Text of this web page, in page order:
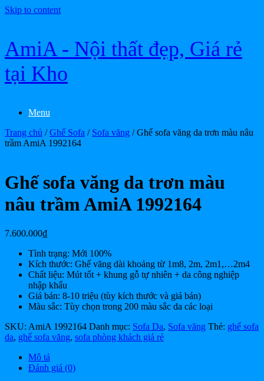
Skip to content
AmiA - Nội thất đẹp, Giá rẻ
tại Kho
Menu
Trang chủ /Ghế Sofa / Sofa văng / Ghế sofa văng da trơn màu nâu
trầm AmiA 1992164
Ghế sofa văng da trơn màu
nâu trầm AmiA 1992164
7.600.000₫
Tình trạng: Mới 100%
Kích thước: Ghế văng dài khoảng từ 1m8, 2m, 2m1,…2m4
Chất liệu: Mút tốt + khung gỗ tự nhiên + da công nghiệp
nhập khẩu
Giá bán: 8-10 triệu (tùy kích thước và giá bán)
Màu sắc: Tùy chọn trong 200 màu sắc da các loại
SKU: AmiA 1992164 Danh mục: Sofa Da, Sofa văng Thẻ: ghế sofa
da, ghế sofa văng, sofa phòng khách giá rẻ
Mô tả
Đánh giá (0)